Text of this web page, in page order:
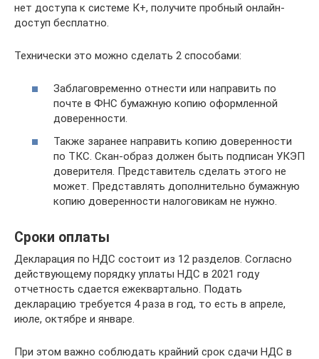
нет доступа к системе К+, получите пробный онлайн-
доступ бесплатно.
Технически это можно сделать 2 способами:
Заблаговременно отнести или направить по
почте в ФНС бумажную копию оформленной
доверенности.
Также заранее направить копию доверенности
по ТКС. Скан-образ должен быть подписан УКЭП
доверителя. Представитель сделать этого не
может. Представлять дополнительно бумажную
копию доверенности налоговикам не нужно.
Сроки оплаты
Декларация по НДС состоит из 12 разделов. Согласно
действующему порядку уплаты НДС в 2021 году
отчетность сдается ежеквартально. Подать
декларацию требуется 4 раза в год, то есть в апреле,
июле, октябре и январе.
При этом важно соблюдать крайний срок сдачи НДС в